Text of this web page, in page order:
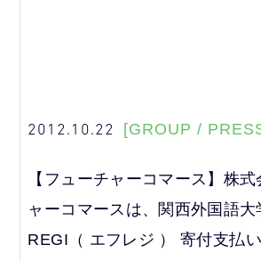
2012.10.22 [GROUP /
【フューチャーコマース】株
ャーコマースは、関西外国語大
REGI（ エフレジ ） 寄付支払い